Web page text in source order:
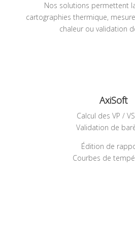
Nos solutions permettent
cartographies thermique,
chaleur ou validation
AxiSoft
Calcul des VP /
Validation de
Édition de
Courbes de